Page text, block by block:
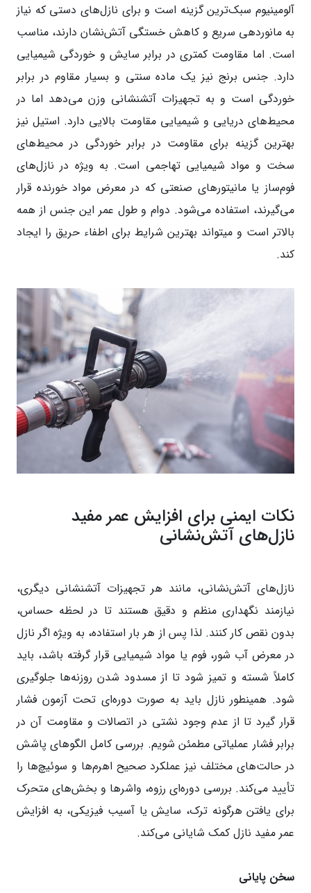
آلومینیوم سبک‌ترین گزینه است و برای نازل‌های دستی که نیاز
به مانوردهی سریع و کاهش خستگی آتش‌نشان دارند، مناسب
است. اما مقاومت کمتری در برابر سایش و خوردگی شیمیایی
دارد. جنس برنج نیز یک ماده سنتی و بسیار مقاوم در برابر
خوردگی است و به تجهیزات آتشنشانی وزن می‌دهد اما در
محیط‌های دریایی و شیمیایی مقاومت بالایی دارد. استیل نیز
بهترین گزینه برای مقاومت در برابر خوردگی در محیط‌های
سخت و مواد شیمیایی تهاجمی است. به ویژه در نازل‌های
فوم‌ساز یا مانیتورهای صنعتی که در معرض مواد خورنده قرار
می‌گیرند، استفاده می‌شود. دوام و طول عمر این جنس از همه
بالاتر است و میتواند بهترین شرایط برای اطفاء حریق را ایجاد
کند.
نکات ایمنی برای افزایش عمر مفید
نازل‌های آتش‌نشانی
نازل‌های آتش‌نشانی، مانند هر تجهیزات آتشنشانی دیگری،
نیازمند نگهداری منظم و دقیق هستند تا در لحظه حساس،
بدون نقص کار کنند. لذا پس از هر بار استفاده، به ویژه اگر نازل
در معرض آب شور، فوم یا مواد شیمیایی قرار گرفته باشد، باید
کاملاً شسته و تمیز شود تا از مسدود شدن روزنه‌ها جلوگیری
شود. همینطور نازل باید به صورت دوره‌ای تحت آزمون فشار
قرار گیرد تا از عدم وجود نشتی در اتصالات و مقاومت آن در
برابر فشار عملیاتی مطمئن شویم. بررسی کامل الگوهای پاشش
در حالت‌های مختلف نیز عملکرد صحیح اهرم‌ها و سوئیچ‌ها را
تأیید می‌کند. بررسی دوره‌ای رزوه، واشرها و بخش‌های متحرک
برای یافتن هرگونه ترک، سایش یا آسیب فیزیکی، به افزایش
عمر مفید نازل کمک شایانی می‌کند.
سخن پایانی